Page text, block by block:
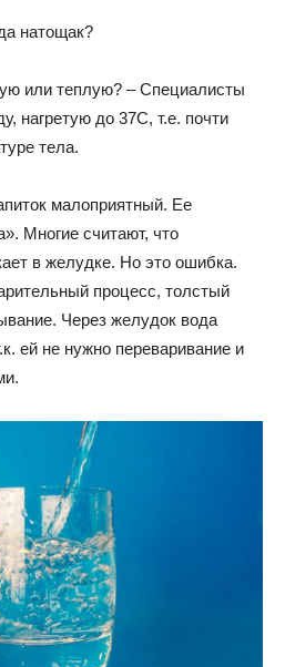
натощак?
или теплую? – Специалисты
нагретую до 37С, т.е. почти
тела.
малоприятный. Ее
Многие считают, что
в желудке. Но это ошибка.
процесс, толстый
Через желудок вода
ей не нужно переваривание и